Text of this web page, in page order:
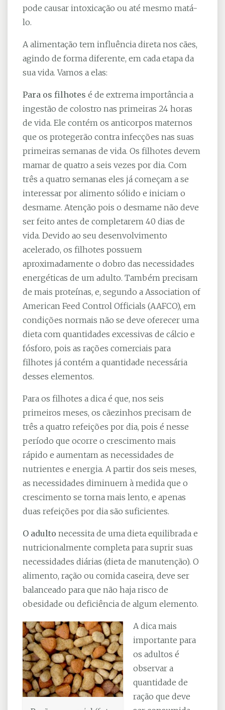
pode causar intoxicação ou até mesmo matá-
lo.
A alimentação tem influência direta nos cães,
agindo de forma diferente, em cada etapa da
sua vida. Vamos a elas:
Para os filhotes é de extrema importância a
ingestão de colostro nas primeiras 24 horas
de vida. Ele contém os anticorpos maternos
que os protegerão contra infecções nas suas
primeiras semanas de vida. Os filhotes devem
mamar de quatro a seis vezes por dia. Com
três a quatro semanas eles já começam a se
interessar por alimento sólido e iniciam o
desmame. Atenção pois o desmame não deve
ser feito antes de completarem 40 dias de
vida. Devido ao seu desenvolvimento
acelerado, os filhotes possuem
aproximadamente o dobro das necessidades
energéticas de um adulto. Também precisam
de mais proteínas, e, segundo a Association of
American Feed Control Officials (AAFCO), em
condições normais não se deve oferecer uma
dieta com quantidades excessivas de cálcio e
fósforo, pois as rações comerciais para
filhotes já contém a quantidade necessária
desses elementos.
Para os filhotes a dica é que, nos seis
primeiros meses, os cãezinhos precisam de
três a quatro refeições por dia, pois é nesse
período que ocorre o crescimento mais
rápido e aumentam as necessidades de
nutrientes e energia. A partir dos seis meses,
as necessidades diminuem à medida que o
crescimento se torna mais lento, e apenas
duas refeições por dia são suficientes.
O adulto necessita de uma dieta equilibrada e
nutricionalmente completa para suprir suas
necessidades diárias (dieta de manutenção). O
alimento, ração ou comida caseira, deve ser
balanceado para que não haja risco de
obesidade ou deficiência de algum elemento.
A dica mais
importante para
os adultos é
observar a
quantidade de
ração que deve